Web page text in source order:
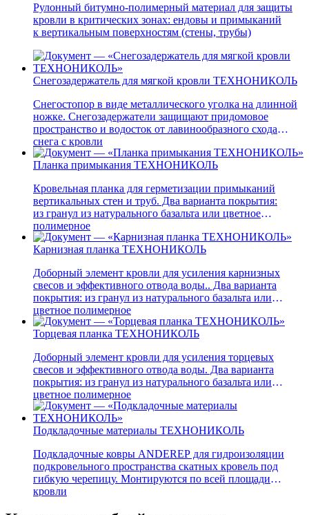
Рулонный битумно-полимерный материал для защиты
кровли в критических зонах: ендовы и примыканий
к вертикальным поверхностям (стены, трубы)
Снегозадержатель для мягкой кровли ТЕХНОНИКОЛЬ
Снегостопор в виде металлического уголка на длинной
ножке. Снегозадержатели защищают придомовое
пространство и водосток от лавинообразного схода
снега с кровли
Планка примыкания ТЕХНОНИКОЛЬ
Кровельная планка для герметизации примыканий
вертикальных стен и труб. Два варианта покрытия:
из гранул из натурального базальта или цветное
полимерное
Карнизная планка ТЕХНОНИКОЛЬ
Доборный элемент кровли для усиления карнизных
свесов и эффективного отвода воды.. Два варианта
покрытия: из гранул из натурального базальта или
цветное полимерное
Торцевая планка ТЕХНОНИКОЛЬ
Доборный элемент кровли для усиления торцевых
свесов и эффективного отвода воды. Два варианта
покрытия: из гранул из натурального базальта или
цветное полимерное
Подкладочные материалы ТЕХНОНИКОЛЬ
Подкладочные ковры ANDEREP для гидроизоляции
подкровельного пространства скатных кровель под
гибкую черепицу. Монтируются по всей площади
кровли